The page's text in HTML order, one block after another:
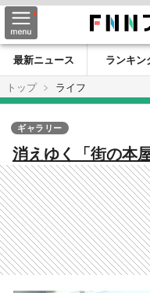
最新ニュース ランキン
トップ
ライフ
消えゆく「街の本
す“伸びしろ” 148
時間営業」のリア
ギャラリー